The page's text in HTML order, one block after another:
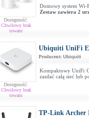
Dostępność:
Chwilowy brak
towaru
Domowy system Wi-
Zestaw zawiera 2
Dostępność:
Chwilowy brak
towaru
Ubiquiti UniFi
Producent: Ubiquiti
Kompaktowy UniFi
zasilać całą sieć lub
TP-Link Archer